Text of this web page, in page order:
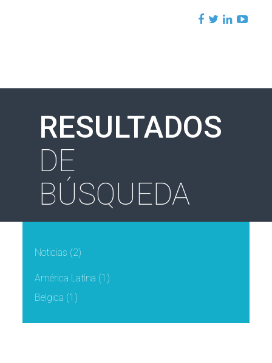
RESULTADOS
DE
BÚSQUEDA
Noticias (2)
América Latina (1)
Belgica (1)